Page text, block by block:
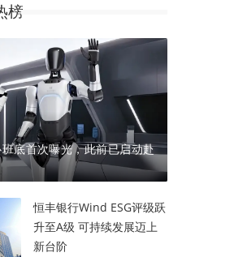
榜
底首次曝光，此前已启动赴
恒丰银行Wind ESG评级跃
升至A级 可持续发展迈上
新台阶